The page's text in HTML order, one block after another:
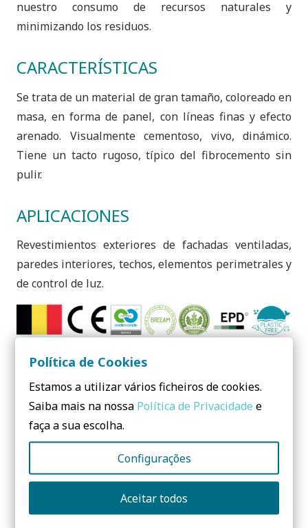
nuestro consumo de recursos naturales y
minimizando los residuos.
CARACTERÍSTICAS
Se trata de un material de gran tamaño, coloreado en
masa, en forma de panel, con líneas finas y efecto
arenado. Visualmente cementoso, vivo, dinámico.
Tiene un tacto rugoso, típico del fibrocemento sin
pulir.
APLICACIONES
Revestimientos exteriores de fachadas ventiladas,
paredes interiores, techos, elementos perimetrales y
de control de luz.
¿Necesita más información? Contáctenos
No form yet! You should add some...
Política de Cookies
Estamos a utilizar vários ficheiros de cookies.
Saiba mais na nossa Política de Privacidade e
faça a sua escolha.
Configurações
Aceitar todos